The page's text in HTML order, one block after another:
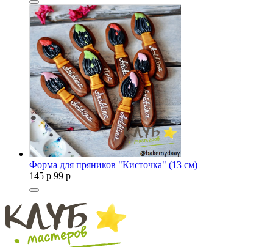
Форма для пряников "Кисточка" (13 см)
145 p 99 p